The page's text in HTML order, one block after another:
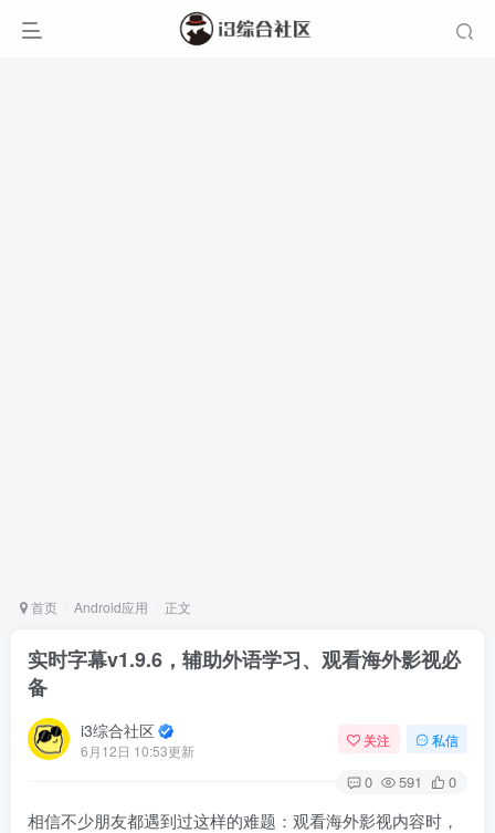
首页 Android应用 正文
实时字幕v1.9.6，辅助外语学习、观看海外影视必
备
i3综合社区
6月12日 10:53更新
关注 私信
0 591 0
相信不少朋友都遇到过这样的难题：观看海外影视内容时，